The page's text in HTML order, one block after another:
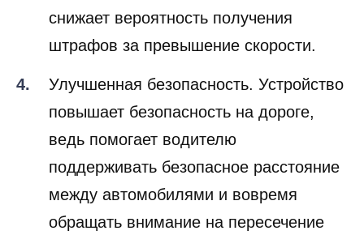
снижает вероятность получения
штрафов за превышение скорости.
Улучшенная безопасность. Устройство
повышает безопасность на дороге,
ведь помогает водителю
поддерживать безопасное расстояние
между автомобилями и вовремя
обращать внимание на пересечение